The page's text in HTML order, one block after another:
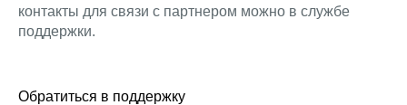
контакты для связи с партнером можно в службе
поддержки.
Обратиться в поддержку